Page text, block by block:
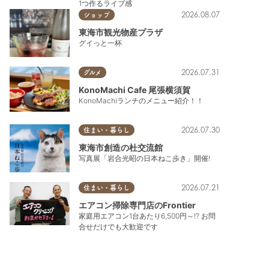
1つ作るライブ感
ショップ 2026.08.07
東海市観光物産プラザ
グイっと一杯
グルメ 2026.07.31
KonoMachi Cafe 尾張横須賀
KonoMachiランチのメニュー紹介！！
住まい・暮らし 2026.07.30
東海市創造の杜交流館
写真展「岩合光昭の日本ねこ歩き」開催!
住まい・暮らし 2026.07.21
エアコン掃除専門店のFrontier
家庭用エアコン1台あたり6,500円～!? お問
合せだけでも大歓迎です